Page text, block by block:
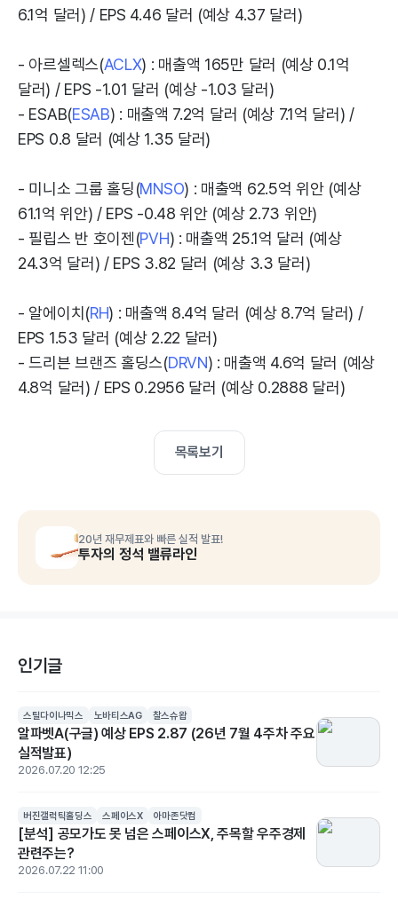
6.1억 달러) / EPS 4.46 달러 (예상 4.37 달러)
- 아르셀렉스(ACLX) : 매출액 165만 달러 (예상 0.1억
달러) / EPS -1.01 달러 (예상 -1.03 달러)
- ESAB(ESAB) : 매출액 7.2억 달러 (예상 7.1억 달러) /
EPS 0.8 달러 (예상 1.35 달러)
- 미니소 그룹 홀딩(MNSO) : 매출액 62.5억 위안 (예상
61.1억 위안) / EPS -0.48 위안 (예상 2.73 위안)
- 필립스 반 호이젠(PVH) : 매출액 25.1억 달러 (예상
24.3억 달러) / EPS 3.82 달러 (예상 3.3 달러)
- 알에이치(RH) : 매출액 8.4억 달러 (예상 8.7억 달러) /
EPS 1.53 달러 (예상 2.22 달러)
- 드리븐 브랜즈 홀딩스(DRVN) : 매출액 4.6억 달러 (예상
4.8억 달러) / EPS 0.2956 달러 (예상 0.2888 달러)
목록보기
20년 재무제표와 빠른 실적 발표!
투자의 정석 밸류라인
인기글
스틸다이나믹스 노바티스AG 찰스슈왑
알파벳A(구글) 예상 EPS 2.87 (26년 7월 4주차 주요
실적발표)
2026.07.20 12:25
버진갤럭틱홀딩스 스페이스X 아마존닷컴
[분석] 공모가도 못 넘은 스페이스X, 주목할 우주경제
관련주는?
2026.07.22 11:00